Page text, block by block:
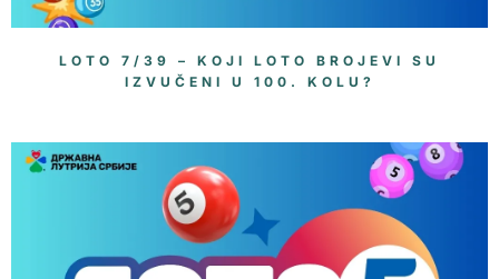
LOTO 7/39 – KOJI LOTO BROJEVI SU
IZVUČENI U 100. KOLU?